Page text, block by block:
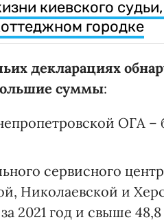
киевского
городке
декларациях
суммы:
ОГА –
сервисного
Николаевской и
2021 год и свыше